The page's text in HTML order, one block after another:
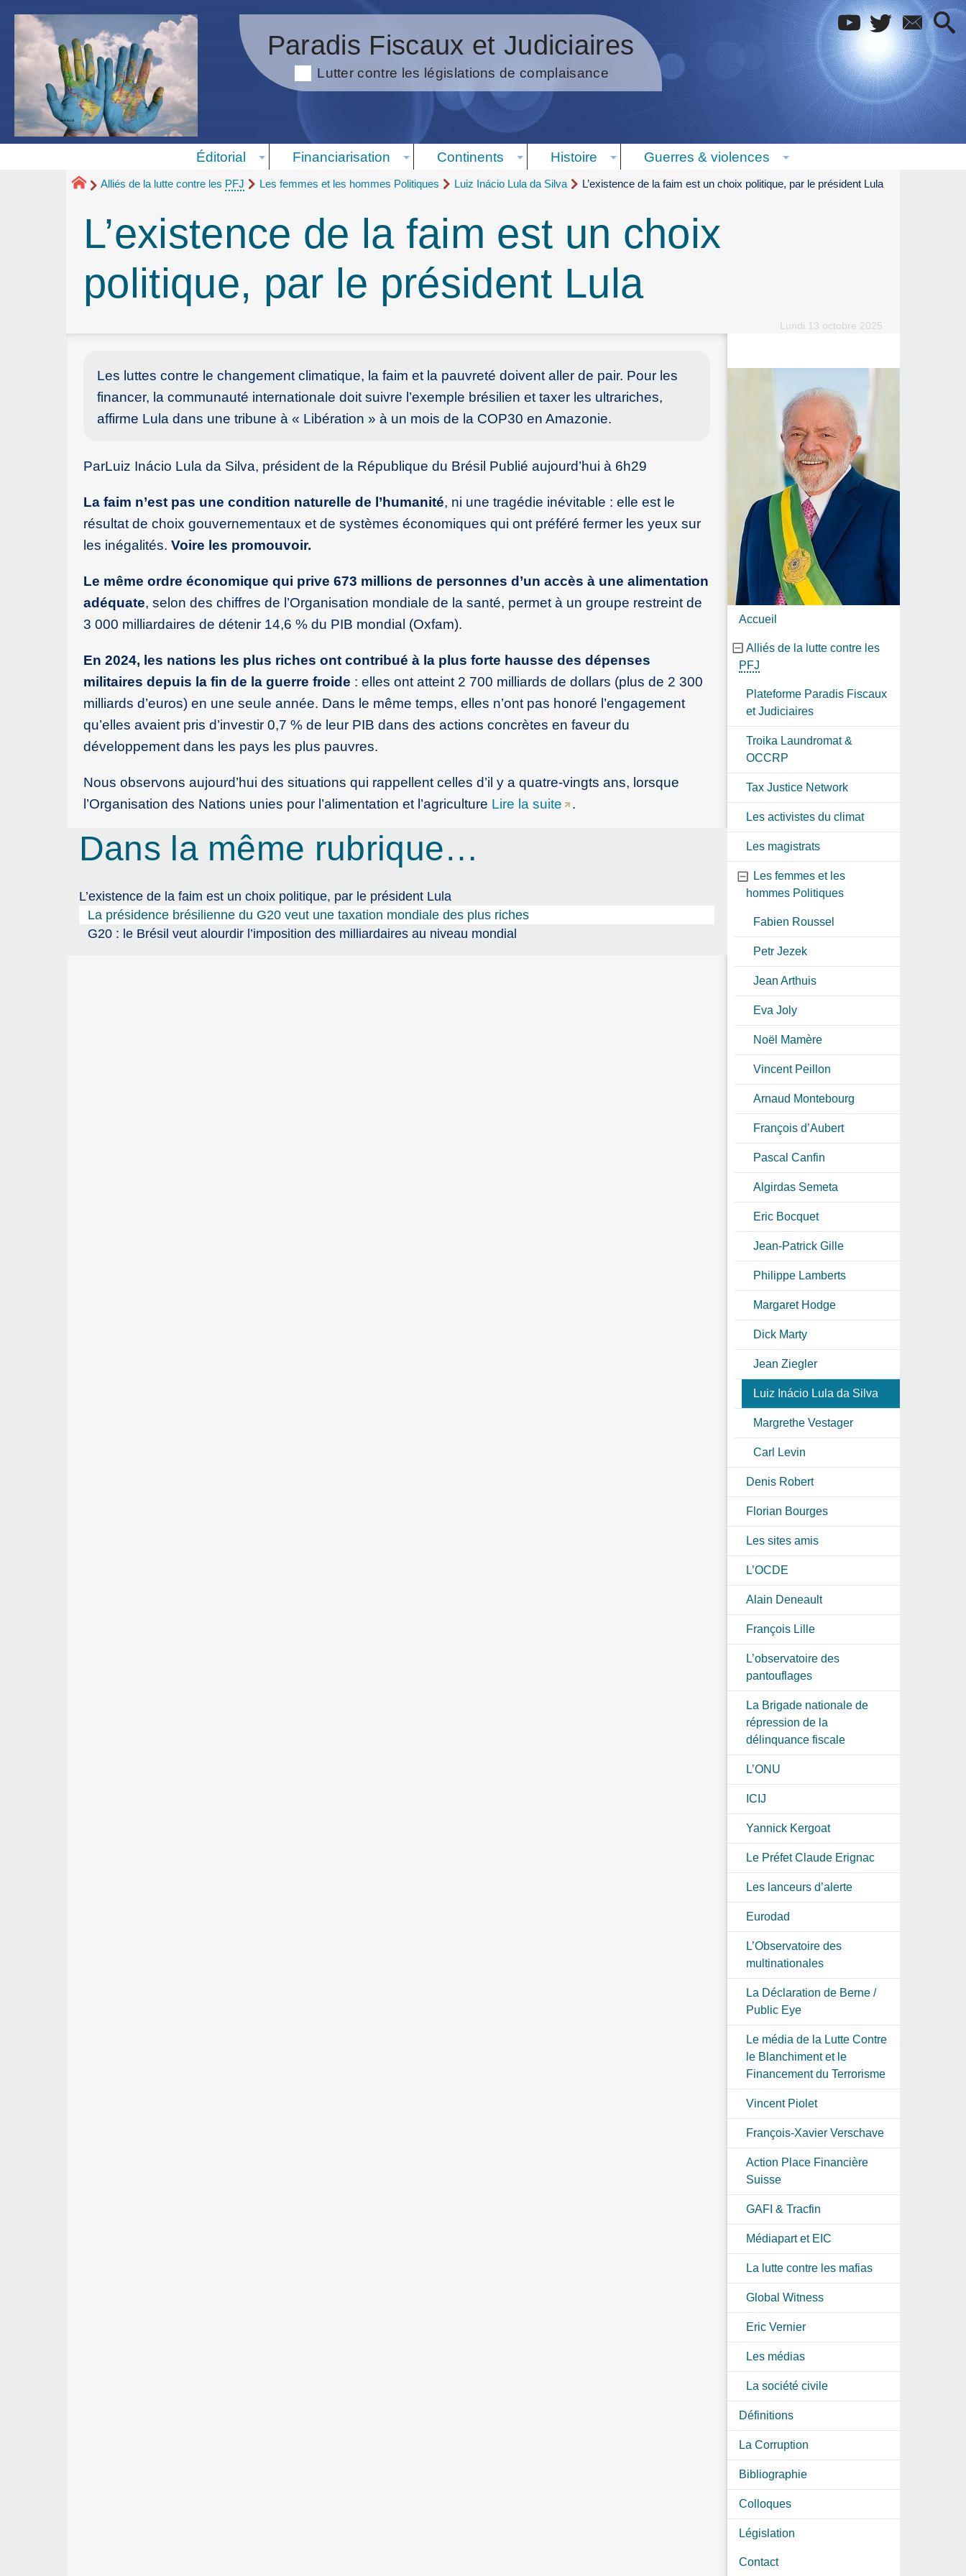
Paradis Fiscaux et Judiciaires
Lutter contre les législations de complaisance
Éditorial Financiarisation Continents Histoire Guerres & violences
Alliés de la lutte contre les PFJ Les femmes et les hommes Politiques Luiz Inácio Lula da Silva L’existence de la faim est un choix politique, par le président Lula
L’existence de la faim est un choix
politique, par le président Lula
Lundi 13 octobre 2025
Les luttes contre le changement climatique, la faim et la pauvreté doivent aller de pair. Pour les
financer, la communauté internationale doit suivre l’exemple brésilien et taxer les ultrariches,
affirme Lula dans une tribune à « Libération » à un mois de la COP30 en Amazonie.
ParLuiz Inácio Lula da Silva, président de la République du Brésil Publié aujourd’hui à 6h29
La faim n’est pas une condition naturelle de l’humanité, ni une tragédie inévitable : elle est le
résultat de choix gouvernementaux et de systèmes économiques qui ont préféré fermer les yeux sur
les inégalités. Voire les promouvoir.
Le même ordre économique qui prive 673 millions de personnes d’un accès à une alimentation
adéquate, selon des chiffres de l’Organisation mondiale de la santé, permet à un groupe restreint de
3 000 milliardaires de détenir 14,6 % du PIB mondial (Oxfam).
En 2024, les nations les plus riches ont contribué à la plus forte hausse des dépenses
militaires depuis la fin de la guerre froide : elles ont atteint 2 700 milliards de dollars (plus de 2 300
milliards d’euros) en une seule année. Dans le même temps, elles n’ont pas honoré l’engagement
qu’elles avaient pris d’investir 0,7 % de leur PIB dans des actions concrètes en faveur du
développement dans les pays les plus pauvres.
Nous observons aujourd’hui des situations qui rappellent celles d’il y a quatre-vingts ans, lorsque
l’Organisation des Nations unies pour l’alimentation et l’agriculture Lire la suite .
Dans la même rubrique…
L’existence de la faim est un choix politique, par le président Lula
La présidence brésilienne du G20 veut une taxation mondiale des plus riches
G20 : le Brésil veut alourdir l’imposition des milliardaires au niveau mondial
Accueil
Alliés de la lutte contre les
PFJ
Plateforme Paradis Fiscaux
et Judiciaires
Troika Laundromat &
OCCRP
Tax Justice Network
Les activistes du climat
Les magistrats
Les femmes et les
hommes Politiques
Fabien Roussel
Petr Jezek
Jean Arthuis
Eva Joly
Noël Mamère
Vincent Peillon
Arnaud Montebourg
François d’Aubert
Pascal Canfin
Algirdas Semeta
Eric Bocquet
Jean-Patrick Gille
Philippe Lamberts
Margaret Hodge
Dick Marty
Jean Ziegler
Luiz Inácio Lula da Silva
Margrethe Vestager
Carl Levin
Denis Robert
Florian Bourges
Les sites amis
L’OCDE
Alain Deneault
François Lille
L’observatoire des
pantouflages
La Brigade nationale de
répression de la
délinquance fiscale
L’ONU
ICIJ
Yannick Kergoat
Le Préfet Claude Erignac
Les lanceurs d’alerte
Eurodad
L’Observatoire des
multinationales
La Déclaration de Berne /
Public Eye
Le média de la Lutte Contre
le Blanchiment et le
Financement du Terrorisme
Vincent Piolet
François-Xavier Verschave
Action Place Financière
Suisse
GAFI & Tracfin
Médiapart et EIC
La lutte contre les mafias
Global Witness
Eric Vernier
Les médias
La société civile
Définitions
La Corruption
Bibliographie
Colloques
Législation
Contact